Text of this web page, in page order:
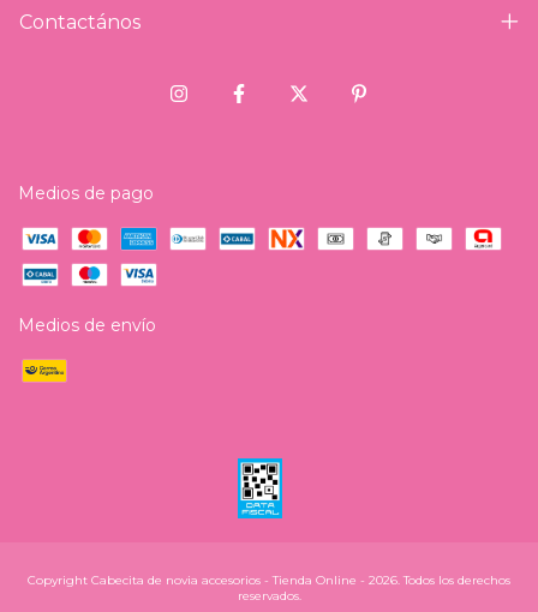
Contactános
Medios de pago
Medios de envío
Copyright Cabecita de novia accesorios - Tienda Online - 2026. Todos los derechos
reservados.